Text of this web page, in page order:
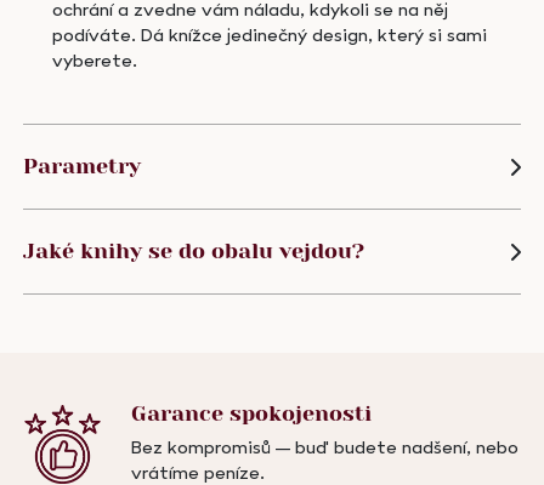
ochrání a zvedne vám náladu, kdykoli se na něj
podíváte. Dá knížce jedinečný design, který si sami
vyberete.
Parametry
Jaké knihy se do obalu vejdou?
Garancespokojenosti
Bez kompromisů – buď budete nadšení, nebo
vrátíme peníze.